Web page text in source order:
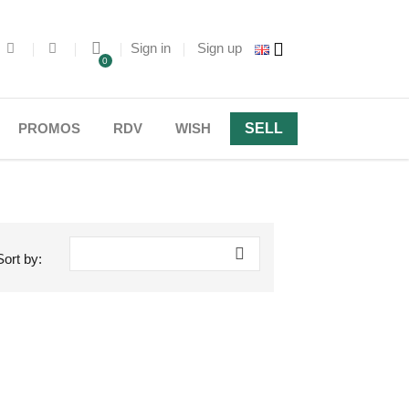
0
Sign in Sign up
PROMOS RDV WISH SELL
by: 